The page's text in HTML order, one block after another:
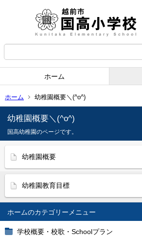
ホーム
ホーム 幼稚園概要＼(^o^)
ホーム
学校概要・校歌・Schoolプラン
幼稚園概要＼(^o^)
国高幼稚園のページです。
幼稚園概要
幼稚園教育目標